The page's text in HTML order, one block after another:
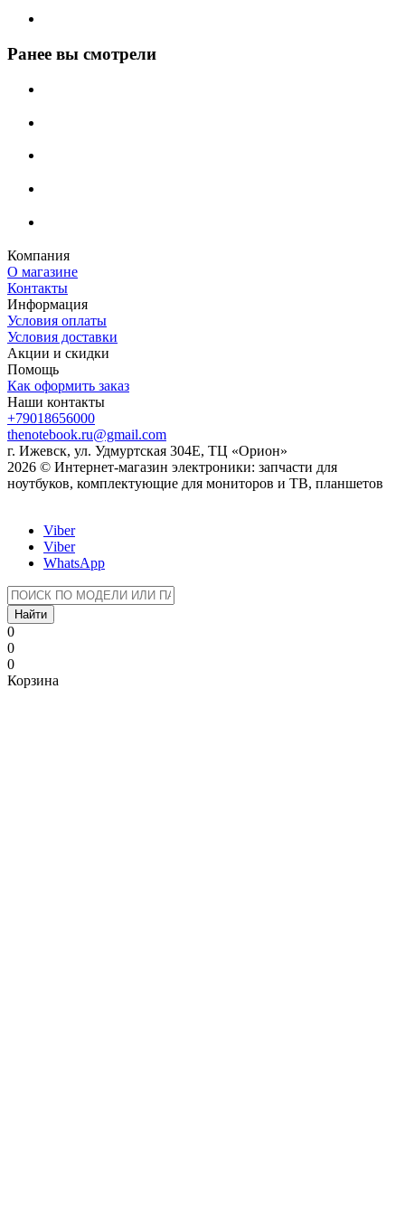
Ранее вы смотрели
Компания
О магазине
Контакты
Информация
Условия оплаты
Условия доставки
Акции и скидки
Помощь
Как оформить заказ
Наши контакты
+79018656000
thenotebook.ru@gmail.com
г. Ижевск, ул. Удмуртская 304Е, ТЦ «Орион»
2026 © Интернет-магазин электроники: запчасти для
ноутбуков, комплектующие для мониторов и ТВ, планшетов
Viber
Viber
WhatsApp
Найти
0
0
0
Корзина